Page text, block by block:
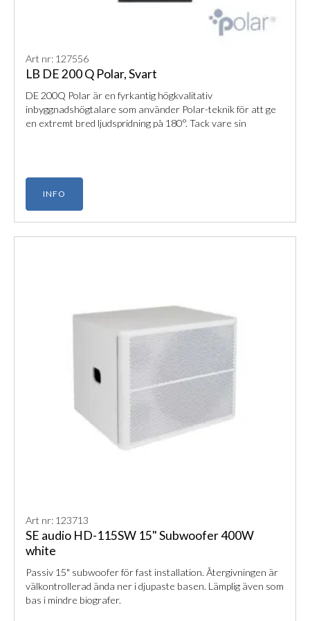
Art nr: 127556
LB DE 200 Q Polar, Svart
DE 200Q Polar är en fyrkantig högkvalitativ
inbyggnadshögtalare som använder Polar-teknik för att ge
en extremt bred ljudspridning på 180°. Tack vare sin
INFO
Art nr: 123713
SE audio HD-115SW 15" Subwoofer 400W
white
Passiv 15" subwoofer för fast installation. Återgivningen är
välkontrollerad ända ner i djupaste basen. Lämplig även som
bas i mindre biografer.